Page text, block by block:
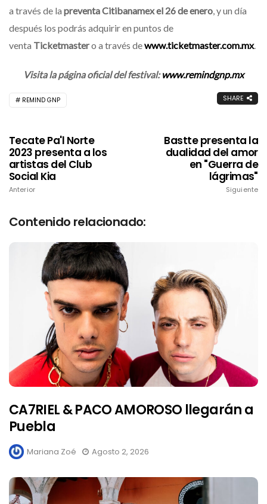
a través de la preventa Citibanamex el 26 de enero, y un día
después los podrás adquirir en puntos de
venta Ticketmastero a través dewww.ticketmaster.com.mx.
Visita la página oficial del festival:www.remindgnp.mx
REMIND GNP SHARE
Tecate Pa'l Norte
2023 presenta a los
artistas del Club
Social Kia
Anterior
Bastte presenta la
dualidad del amor
en "Guerra de
lágrimas"
Siguiente
Contenido relacionado:
CA7RIEL & PACO AMOROSO llegarán a
Puebla
Mariana Zoé Agosto 2, 2026